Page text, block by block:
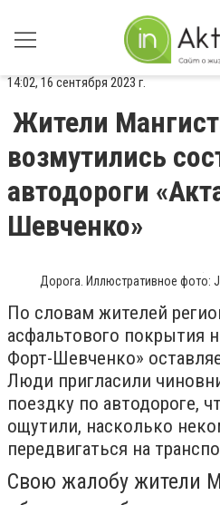
14:02, 16 сентября 2023 г.
Жители
возмутились
автодороги
Шевченко»
Дорога. Иллюстративное фото:
По словам жителей
асфальтового покрытия
Форт-Шевченко»
Люди пригласили
поездку по автодороге,
ощутили, насколько
передвигаться на
Свою жалобу жители